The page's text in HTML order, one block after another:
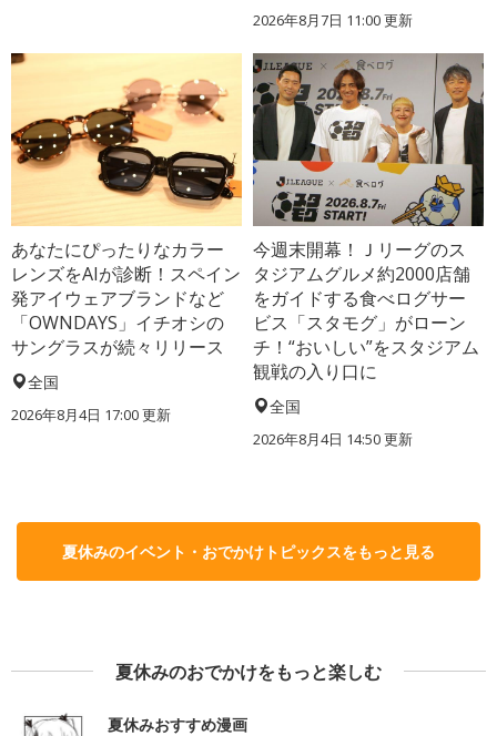
2026年8月7日 11:00更新
あなたにぴったりなカラー
レンズをAIが診断！スペイン
発アイウェアブランドなど
「OWNDAYS」イチオシの
サングラスが続々リリース
全国
2026年8月4日 17:00更新
今週末開幕！Ｊリーグのス
タジアムグルメ約2000店舗
をガイドする食べログサー
ビス「スタモグ」がローン
チ！“おいしい”をスタジアム
観戦の入り口に
全国
2026年8月4日 14:50更新
夏休みのイベント・おでかけトピックスをもっと見る
夏休みのおでかけをもっと楽しむ
夏休みおすすめ漫画